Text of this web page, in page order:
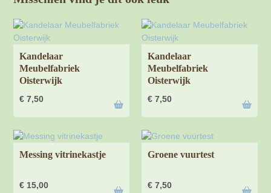
Kandelaar
Meubelfabriek
Oisterwijk
€ 7,50
Kandelaar
Meubelfabriek
Oisterwijk
€ 7,50
Messing vitrinekastje
€ 15,00
Groene vuurtest
€ 7,50